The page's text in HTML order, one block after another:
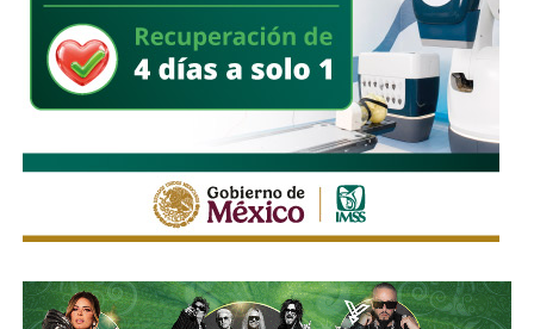
presidenta del Supremo Tribunal
insistió en que la
capacitación será unaprioridad de su administración para
jueces, secretarios, actuarios y el resto del personal
mejorarel desempeño
institucional y la calidad de la impartición de justicia.
Protección Civil advierte que puede clausurar
empresas por riesgos inminentes